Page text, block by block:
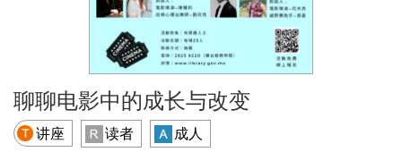
聊聊电影中的成长与改变
讲座 读者
成人